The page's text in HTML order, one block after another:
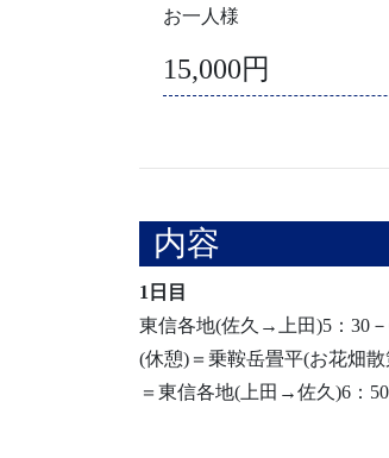
お一人様
15,000円
内容
1日目
東信各地(佐久→上田)5：30
(休憩)＝乗鞍岳畳平(お花畑
＝東信各地(上田→佐久)6：